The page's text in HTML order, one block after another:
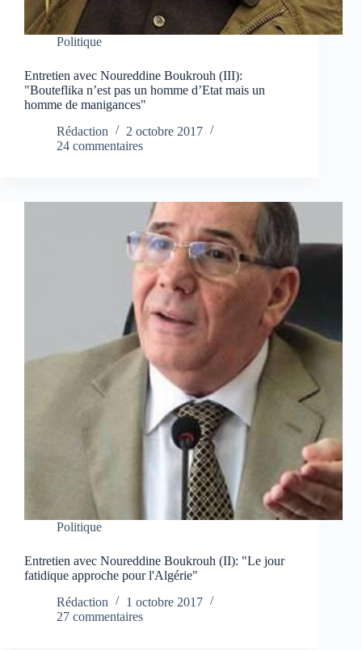
Politique
Entretien avec Noureddine Boukrouh (III):
"Bouteflika n’est pas un homme d’Etat mais un
homme de manigances"
Rédaction
2 octobre 2017
24 commentaires
Politique
Entretien avec Noureddine Boukrouh (II): "Le jour
fatidique approche pour l'Algérie"
Rédaction
1 octobre 2017
27 commentaires